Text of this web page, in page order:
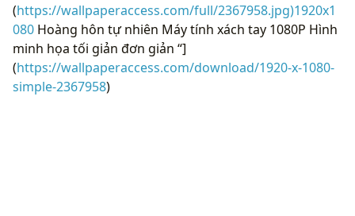
(https://wallpaperaccess.com/full/2367958.jpg)1920x1
080 Hoàng hôn tự nhiên Máy tính xách tay 1080P Hình
minh họa tối giản đơn giản “]
(https://wallpaperaccess.com/download/1920-x-1080-
simple-2367958)